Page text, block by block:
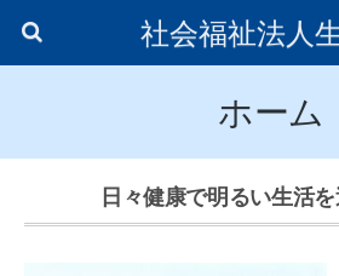
社会福祉法人
ホーム
日々健康で明るい生活を